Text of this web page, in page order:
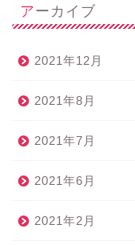
アーカイブ
2021年12月
2021年8月
2021年7月
2021年6月
2021年2月